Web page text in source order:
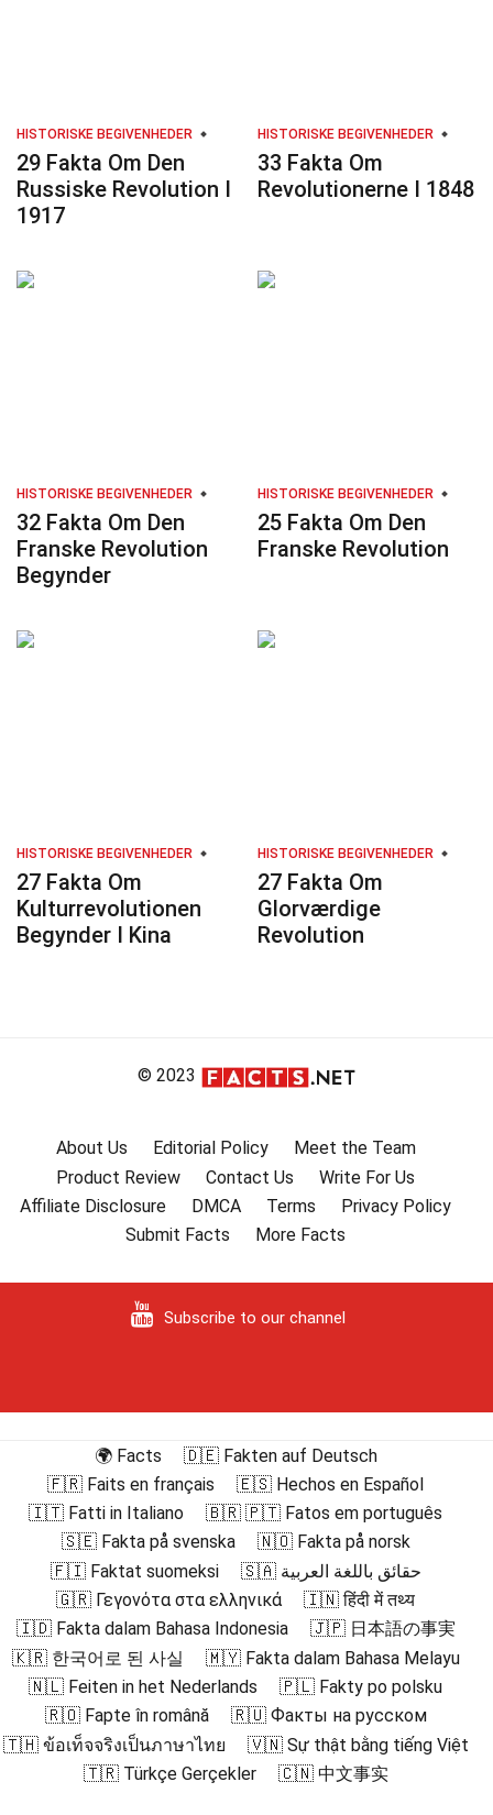
HISTORISKE BEGIVENHEDER
29 Fakta Om Den
Russiske Revolution I
1917
HISTORISKE BEGIVENHEDER
33 Fakta Om
Revolutionerne I 1848
HISTORISKE BEGIVENHEDER
32 Fakta Om Den
Franske Revolution
Begynder
HISTORISKE BEGIVENHEDER
25 Fakta Om Den
Franske Revolution
HISTORISKE BEGIVENHEDER
27 Fakta Om
Kulturrevolutionen
Begynder I Kina
HISTORISKE BEGIVENHEDER
27 Fakta Om
Glorværdige
Revolution
© 2023
About Us Editorial Policy
Meet the Team
Product Review
Contact Us
Write For Us
Affiliate Disclosure
DMCA Terms
Privacy Policy
Submit Facts
More Facts
Subscribe to our channel
🌍 Facts
🇩🇪 Fakten auf Deutsch
🇫🇷 Faits en français
🇪🇸 Hechos en Español
🇮🇹 Fatti in Italiano
🇧🇷 🇵🇹 Fatos em português
🇸🇪 Fakta på svenska
🇳🇴 Fakta på norsk
🇫🇮 Faktat suomeksi
🇸🇦 حقائق باللغة العربية
🇬🇷 Γεγονότα στα ελληνικά
🇮🇳 हिंदी में तथ्य
🇮🇩 Fakta dalam Bahasa Indonesia
🇯🇵 日本語の事実
🇰🇷 한국어로 된 사실
🇲🇾 Fakta dalam Bahasa Melayu
🇳🇱 Feiten in het Nederlands
🇵🇱 Fakty po polsku
🇷🇴 Fapte în română
🇷🇺 Факты на русском
🇹🇭 ข้อเท็จจริงเป็นภาษาไทย
🇻🇳 Sự thật bằng tiếng Việt
🇹🇷 Türkçe Gerçekler
🇨🇳 中文事实